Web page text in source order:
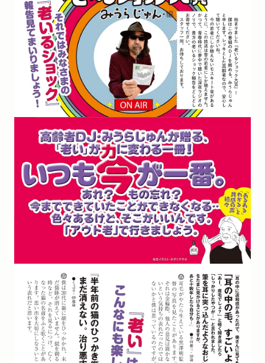
は？ 叫べ「老い～～るショック！！」」
ラジオ2026/05/18
文化放送「大竹まこと ゴールデンラジオ！」にみうらじゅ
んさんが出演しました。